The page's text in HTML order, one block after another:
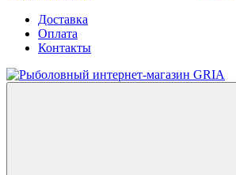
Доставка
Оплата
Контакты